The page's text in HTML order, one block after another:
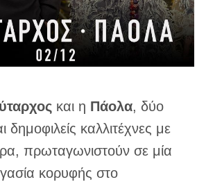
και η Πάολα, δύο
δημοφιλείς καλλιτέχνες με
πρωταγωνιστούν σε μία
κορυφής στο